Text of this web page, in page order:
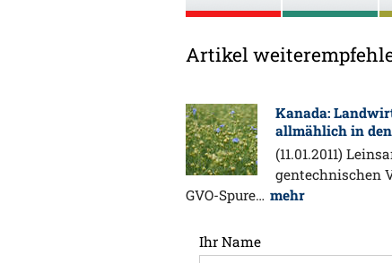
Artikel
Kanada:
allmählich in
(11.01.2011)
gentechnischen
GVO-Spure… mehr
Ihr Name